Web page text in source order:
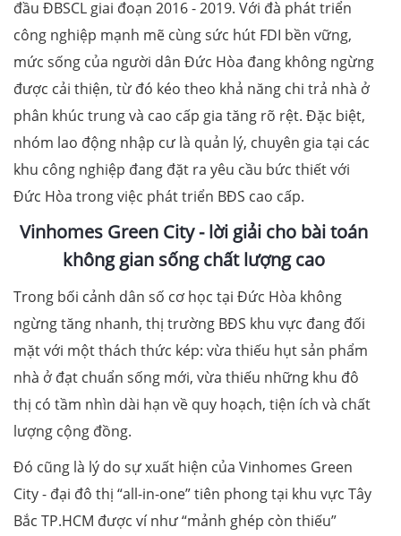
đầu ĐBSCL giai đoạn 2016 - 2019. Với đà phát triển
công nghiệp mạnh mẽ cùng sức hút FDI bền vững,
mức sống của người dân Đức Hòa đang không ngừng
được cải thiện, từ đó kéo theo khả năng chi trả nhà ở
phân khúc trung và cao cấp gia tăng rõ rệt. Đặc biệt,
nhóm lao động nhập cư là quản lý, chuyên gia tại các
khu công nghiệp đang đặt ra yêu cầu bức thiết với
Đức Hòa trong việc phát triển BĐS cao cấp.
Vinhomes Green City - lời giải cho bài toán
không gian sống chất lượng cao
Trong bối cảnh dân số cơ học tại Đức Hòa không
ngừng tăng nhanh, thị trường BĐS khu vực đang đối
mặt với một thách thức kép: vừa thiếu hụt sản phẩm
nhà ở đạt chuẩn sống mới, vừa thiếu những khu đô
thị có tầm nhìn dài hạn về quy hoạch, tiện ích và chất
lượng cộng đồng.
Đó cũng là lý do sự xuất hiện của Vinhomes Green
City - đại đô thị “all-in-one” tiên phong tại khu vực Tây
Bắc TP.HCM được ví như “mảnh ghép còn thiếu”